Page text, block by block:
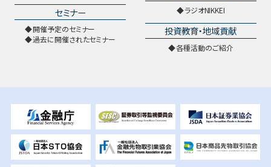
セミナー
開催予定のセミナー
過去に開催されたセミナー
ラジオNIKKEI
投資教育・地域貢献
各種活動のご紹介